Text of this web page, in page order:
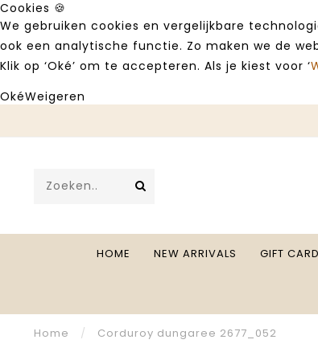
Cookies 🍪
We gebruiken cookies en vergelijkbare
ook een analytische functie. Zo maken we de
Klik op ‘Oké’ om te accepteren. Als je kiest voor ‘
OkéWeigeren
HOME NEW ARRIVALS GIFT
Home / Corduroy dungaree 2677_052